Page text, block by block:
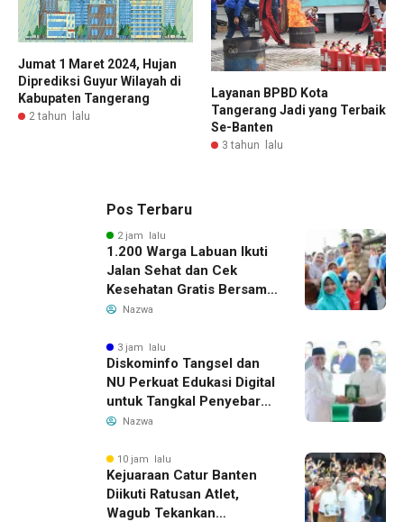
Jumat 1 Maret 2024, Hujan
Diprediksi Guyur Wilayah di
Kabupaten Tangerang
2 tahun lalu
Layanan BPBD Kota
Tangerang Jadi yang Terbaik
Se-Banten
3 tahun lalu
Pos Terbaru
2 jam lalu
1.200 Warga Labuan Ikuti
Jalan Sehat dan Cek
Kesehatan Gratis Bersama
Gubernur Banten
Nazwa
3 jam lalu
Diskominfo Tangsel dan
NU Perkuat Edukasi Digital
untuk Tangkal Penyebaran
Hoaks
Nazwa
10 jam lalu
Kejuaraan Catur Banten
Diikuti Ratusan Atlet,
Wagub Tekankan